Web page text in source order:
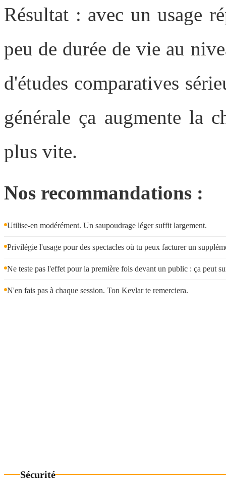
Résultat : avec un usage
peu de durée de vie au
d'études comparatives
générale ça augmente la
plus vite.
Nos recommandations :
Utilise-en modérément. Un saupoudrage léger suffit largement.
Privilégie l'usage pour des spectacles où tu peux facturer un
Ne teste pas l'effet pour la première fois devant un public : ça peut
N'en fais pas à chaque session. Ton Kevlar te remerciera.
Sécurité